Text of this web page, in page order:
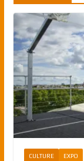
CULTURE EXPO